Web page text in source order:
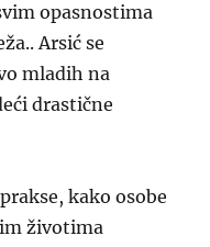
opasnostima
Arsić se
mladih na
drastične
kako osobe
životima